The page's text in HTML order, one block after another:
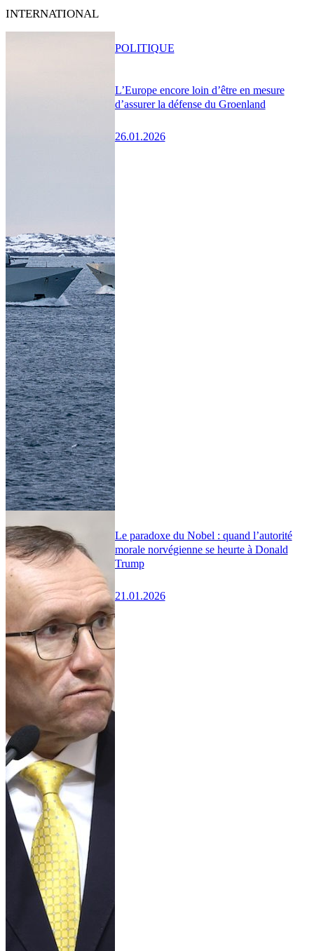
INTERNATIONAL
L’Europe encore loin d’être en mesure
d’assurer la défense du Groenland
26.01.2026
POLITIQUE
Le paradoxe du Nobel : quand l’autorité
morale norvégienne se heurte à Donald
Trump
21.01.2026